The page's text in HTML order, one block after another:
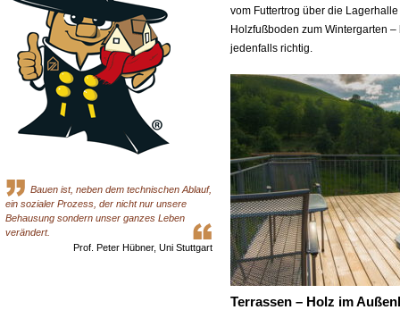
vom Futtertrog über die
Holzfußboden zum Wintergarten
jedenfalls richtig.
Terrassen – Holz im
Bauen ist, neben dem technischen Ablauf,
ein sozialer Prozess, der nicht nur unsere
Behausung sondern unser ganzes Leben
verändert.
Prof. Peter Hübner, Uni Stuttgart